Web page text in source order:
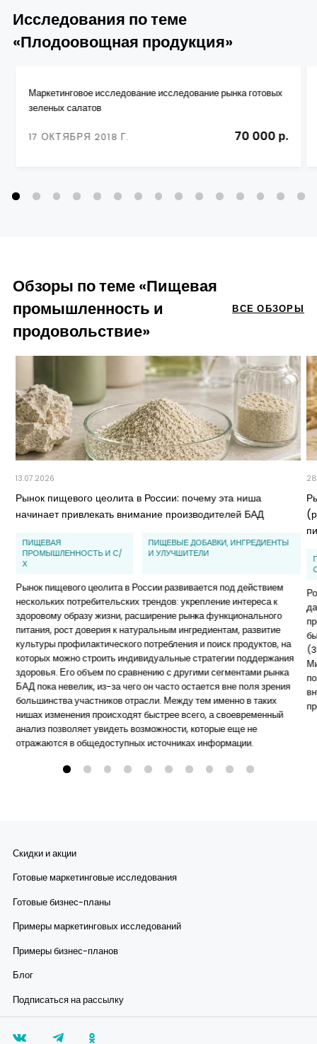
Исследования по теме
«Плодоовощная продукция»
Маркетинговое исследование исследование рынка готовых
зеленых салатов
17 ОКТЯБРЯ 2018 Г. 70 000 р.
Обзоры по теме «Пищевая
промышленность и
продовольствие»
ВСЕ ОБЗОРЫ
13.07.2026
Рынок пищевого цеолита в России: почему эта ниша
начинает привлекать внимание производителей БАД
ПИЩЕВАЯ
ПРОМЫШЛЕННОСТЬ И С/
Х
ПИЩЕВЫЕ ДОБАВКИ, ИНГРЕДИЕНТЫ
И УЛУЧШИТЕЛИ
Рынок пищевого цеолита в России развивается под действием
нескольких потребительских трендов: укрепление интереса к
здоровому образу жизни, расширение рынка функционального
питания, рост доверия к натуральным ингредиентам, развитие
культуры профилактического потребления и поиск продуктов, на
которых можно строить индивидуальные стратегии поддержания
здоровья. Его объем по сравнению с другими сегментами рынка
БАД пока невелик, из-за чего он часто остается вне поля зрения
большинства участников отрасли. Между тем именно в таких
нишах изменения происходят быстрее всего, а своевременный
анализ позволяет увидеть возможности, которые еще не
отражаются в общедоступных источниках информации.
Скидки и акции
Готовые маркетинговые исследования
Готовые бизнес-планы
Примеры маркетинговых исследований
Примеры бизнес-планов
Блог
Подписаться на рассылку